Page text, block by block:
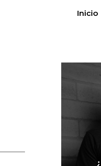
Inicio